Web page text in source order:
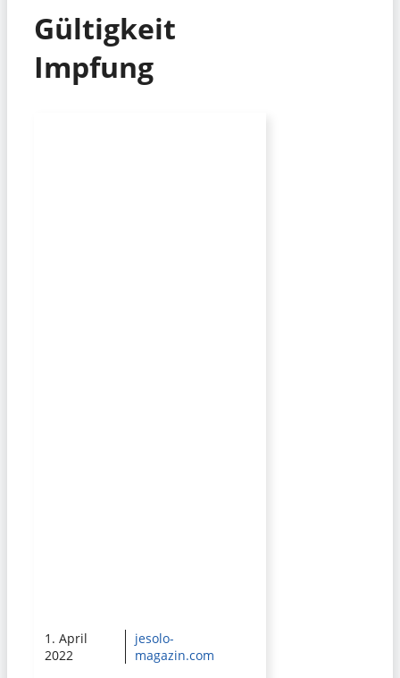
Gültigkeit
Impfung
1. April
2022
jesolo-
magazin.com